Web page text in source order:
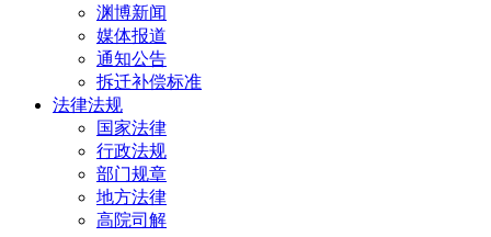
渊博新闻
媒体报道
通知公告
拆迁补偿标准
法律法规
国家法律
行政法规
部门规章
地方法律
高院司解